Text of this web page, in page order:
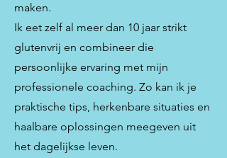
maken.
Ik eet zelf al meer dan 10 jaar strikt
glutenvrij en combineer die
persoonlijke ervaring met mijn
professionele coaching. Zo kan ik je
praktische tips, herkenbare situaties en
haalbare oplossingen meegeven uit
het dagelijkse leven.